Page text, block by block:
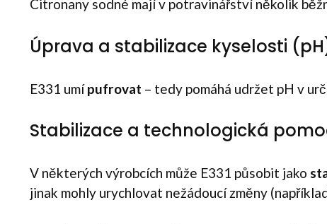
Citronany sodné mají v potravinářství několik
Úprava a stabilizace kyselosti
E331 umípufrovat – tedy pomáhá udržet pH v
Stabilizace a technologická
V některých výrobcích může E331 působit jako
jinak mohly urychlovat nežádoucí změny